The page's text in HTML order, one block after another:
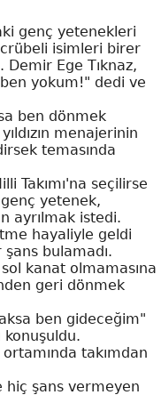
genç yetenekleri
isimleri birer
Ege Tıknaz,
yokum!" dedi ve
ben dönmek
menajerinin
temasında
Takımı'na seçilirse
yetenek,
ayrılmak istedi.
hayaliyle geldi
bulamadı.
kanat olmamasına
geri dönmek
ben gideceğim"
takımdan
hiç şans vermeyen